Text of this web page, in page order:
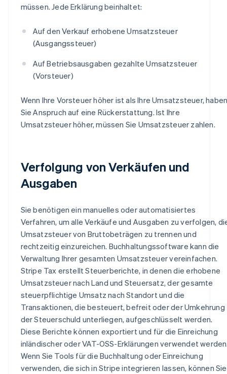
müssen. Jede Erklärung beinhaltet:
Auf den Verkauf erhobene Umsatzsteuer
(Ausgangssteuer)
Auf Betriebsausgaben gezahlte Umsatzsteuer
(Vorsteuer)
Wenn Ihre Vorsteuer höher ist als Ihre Umsatzsteuer,
Sie Anspruch auf eine Rückerstattung. Ist Ihre
Umsatzsteuer höher, müssen Sie Umsatzsteuer zahlen.
Verfolgung von Verkäufen und
Ausgaben
Sie benötigen ein manuelles oder automatisiertes
Verfahren, um alle Verkäufe und Ausgaben zu verfolgen,
Umsatzsteuer von Bruttobeträgen zu trennen und
rechtzeitig einzureichen. Buchhaltungssoftware kann die
Verwaltung Ihrer gesamten Umsatzsteuer vereinfachen.
Stripe Tax erstellt Steuerberichte, in denen die erhobene
Umsatzsteuer nach Land und Steuersatz, der gesamte
steuerpflichtige Umsatz nach Standort und die
Transaktionen, die besteuert, befreit oder der Umkehrung
der Steuerschuld unterliegen, aufgeschlüsselt werden.
Diese Berichte können exportiert und für die Einreichung
inländischer oder VAT-OSS-Erklärungen verwendet
Wenn Sie Tools für die Buchhaltung oder Einreichung
verwenden, die sich in Stripe integrieren lassen, können Sie